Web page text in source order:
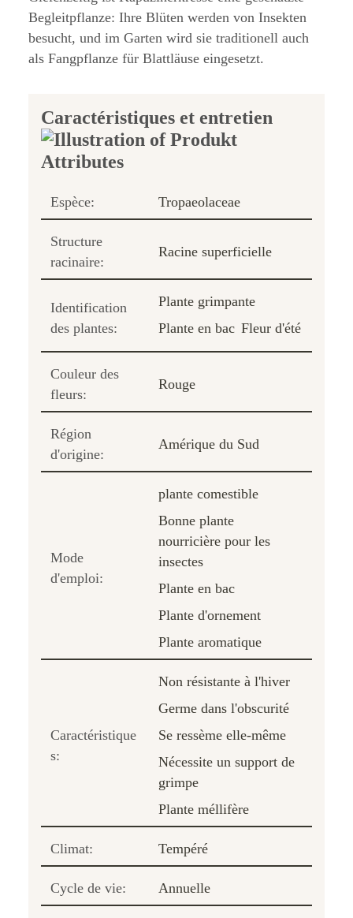
Begleitpflanze: Ihre Blüten werden von Insekten
besucht, und im Garten wird sie traditionell auch
als Fangpflanze für Blattläuse eingesetzt.
Caractéristiques et entretien
Espèce: Tropaeolaceae
Structure
racinaire:
Racine superficielle
Identification
des plantes:
Plante grimpante
Plante en bac Fleur d'été
Couleur des
fleurs:
Rouge
Région
d'origine:
Amérique du Sud
Mode
d'emploi:
plante comestible
Bonne plante
nourricière pour les
insectes
Plante en bac
Plante d'ornement
Plante aromatique
Caractéristique
s:
Non résistante à l'hiver
Germe dans l'obscurité
Se ressème elle-même
Nécessite un support de
grimpe
Plante méllifère
Climat: Tempéré
Cycle de vie: Annuelle